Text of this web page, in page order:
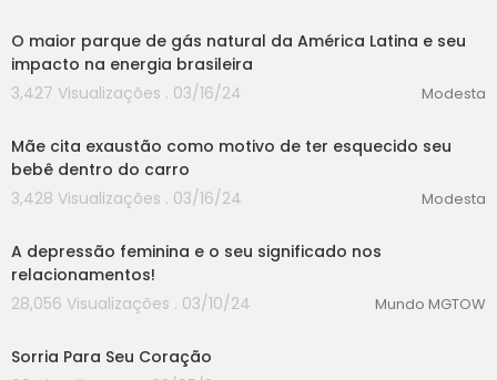
O maior parque de gás natural da América Latina e seu
impacto na energia brasileira
3,427 Visualizações . 03/16/24
Modesta
Mãe cita exaustão como motivo de ter esquecido seu
bebê dentro do carro
3,428 Visualizações . 03/16/24
Modesta
A depressão feminina e o seu significado nos
relacionamentos!
28,056 Visualizações . 03/10/24
Mundo MGTOW
Sorria Para Seu Coração